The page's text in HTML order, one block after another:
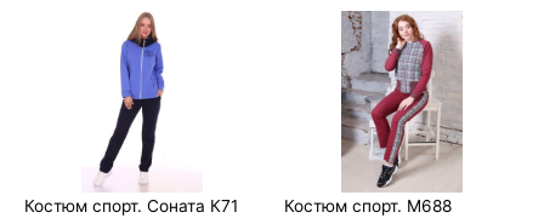
Костюм спорт. Соната К71 Костюм спорт. М688